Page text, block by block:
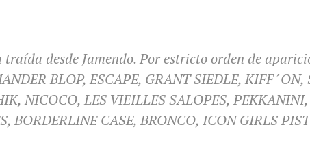
traída desde Jamendo. Por estricto orden de
BLOP, ESCAPE, GRANT SIEDLE, KIFF´ON,
NICOCO, LES VIEILLES SALOPES,
BORDERLINE CASE, BRONCO, ICON GIRLS